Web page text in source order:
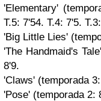
'Elementary'
T.5: 7'54. T.4: 7'5.
'Big Little Lies'
'The Handmaid's
8'9.
'Claws' (temporada
'Pose' (temporada 2: